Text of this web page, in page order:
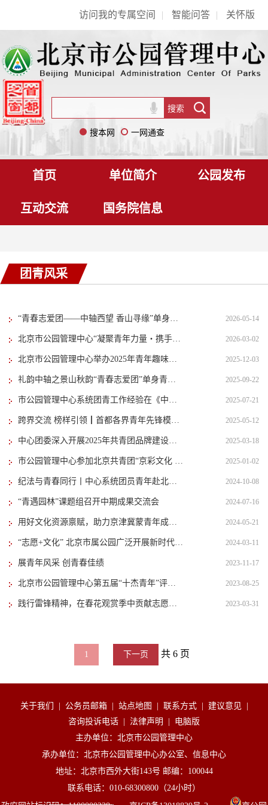
访问我的专属空间 | 智能问答 | 关怀版
搜本网 一网通查
首页 单位简介 公园发布
互动交流 国务院信息
团青风采
“青春志爱团——中轴西望 香山寻缘”单身青年公益交友活动在香山公园举办 2026-05-14
北京市公园管理中心“凝聚青年力量・携手共创未来”团员青年学习交流活动在路县故城遗址公园顺利举办 2026-03-02
北京市公园管理中心举办2025年青年趣味运动会 2025-12-03
礼韵中轴之景山秋韵“青春志爱团”单身青年公益交友活动在景山公园成功举办 2025-09-22
市公园管理中心系统团青工作经验在《中国共青团》专刊获刊发 2025-07-21
跨界交流 榜样引领┃首都各界青年先锋模范进课堂活动成功举办 2025-05-12
中心团委深入开展2025年共青团品牌建设及青年工作宣传共建座谈交流活动 2025-03-18
市公园管理中心参加北京共青团“京彩文化 触摸青春”青年文化创意传播交流分享会 2025-01-02
纪法与青春同行丨中心系统团员青年赴北京市全面从严治党警示教育基地交流学习 2024-10-08
“青遇园林”课题组召开中期成果交流会 2024-07-16
用好文化资源禀赋，助力京津冀蒙青年成长交流 2024-05-21
“志愿+文化” 北京市属公园广泛开展新时代青少年爱国主义教育 2024-03-11
展青年风采 创青春佳绩 2023-11-17
北京市公园管理中心第五届“十杰青年”评选教育活动终审会在中国园林博物馆顺利举行 2023-08-25
践行雷锋精神，在春花观赏季中贡献志愿力量 2023-03-31
1 下一页 共 6 页
关于我们 公务员邮箱 站点地图 联系方式 建议意见
咨询投诉电话
法律声明
电脑版
主办单位：北京市公园管理中心
承办单位：北京市公园管理中心办公室、信息中心
地址：北京市西外大街143号 邮编：100044
联系电话：010-68300800（24小时）